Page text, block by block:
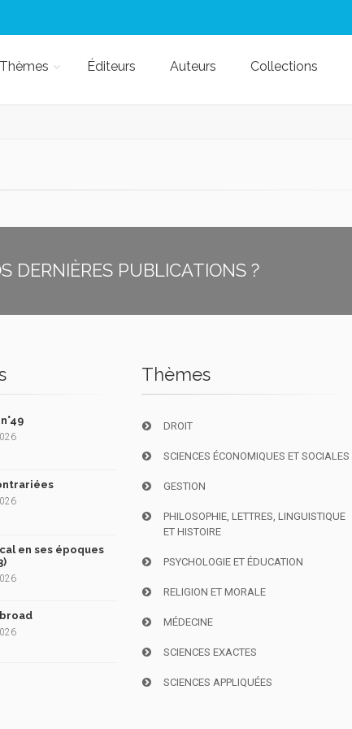
Thèmes Éditeurs Auteurs Collections
DERNIÈRES PUBLICATIONS ?
en ses époques
Thèmes
DROIT
SCIENCES ÉCONOMIQUES ET SOCIALES
GESTION
PHILOSOPHIE, LETTRES, LINGUISTIQUE
ET HISTOIRE
PSYCHOLOGIE ET ÉDUCATION
RELIGION ET MORALE
MÉDECINE
SCIENCES EXACTES
SCIENCES APPLIQUÉES